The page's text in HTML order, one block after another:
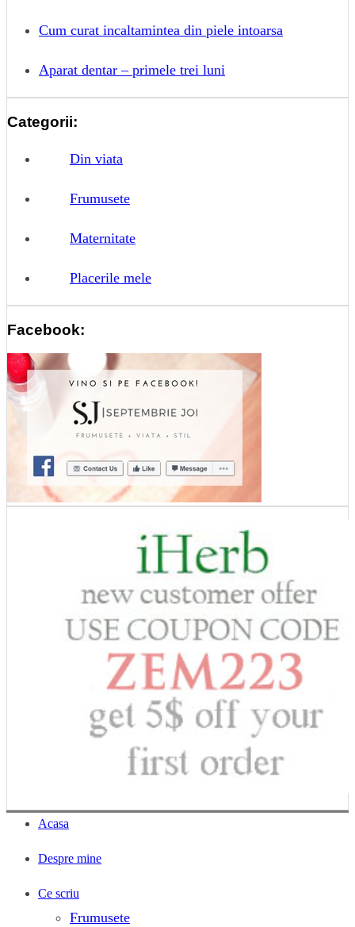
Cum curat incaltamintea din piele intoarsa
Aparat dentar – primele trei luni
Categorii:
Din viata
Frumusete
Maternitate
Placerile mele
Facebook:
Acasa
Despre mine
Ce scriu
Frumusete